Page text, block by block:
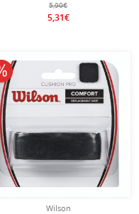
5,90€
5,31€
Wilson
10% reduziert